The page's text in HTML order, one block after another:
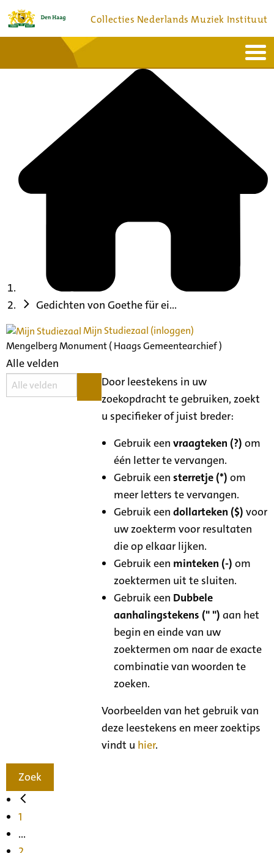
Collecties Nederlands Muziek Instituut
Bronnen en collecties
Gedichten von Goethe für ei...
Mijn Studiezaal (inloggen)
Mengelberg Monument ( Haags Gemeentearchief )
Alle velden
Door leestekens in uw
zoekopdracht te gebruiken, zoekt
u specifieker of juist breder:
Gebruik eenvraagteken (?) om
één letter te vervangen.
Gebruik eensterretje (*) om
meer letters te vervangen.
Gebruik eendollarteken ($) voor
uw zoekterm voor resultaten
die op elkaar lijken.
Gebruik een minteken (-) om
zoektermen uit te sluiten.
Gebruik een Dubbele
aanhalingstekens (" ") aan het
begin en einde van uw
zoektermen om naar de exacte
combinatie van woorden te
zoeken.
Voorbeelden van het gebruik van
deze leestekens en meer zoektips
vindt u hier.
Zoek
1
...